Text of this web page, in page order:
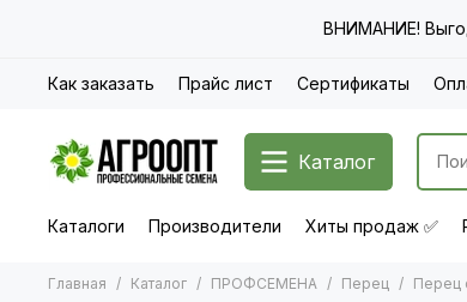
ВНИМАНИЕ!
Как заказать Прайс лист Сертификаты
Каталог
Каталоги Производители Хиты продаж ✅
Главная Каталог ПРОФСЕМЕНА Перец Перец